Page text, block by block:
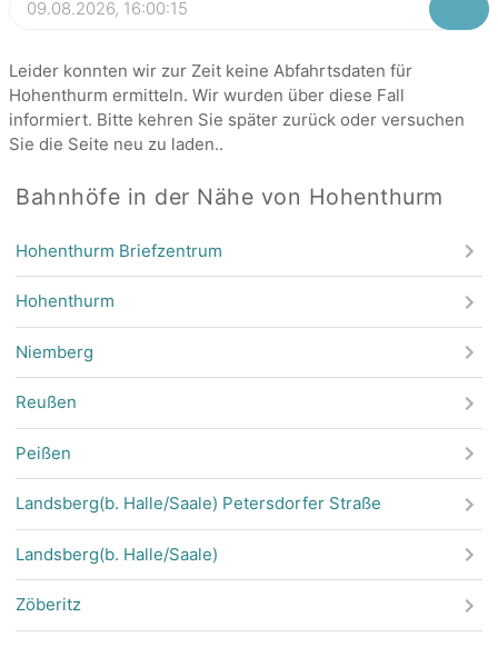
Leider konnten wir zur Zeit keine Abfahrtsdaten für
Hohenthurm ermitteln. Wir wurden über diese Fall
informiert. Bitte kehren Sie später zurück oder versuchen
Sie die Seite neu zu laden..
Bahnhöfe in der Nähe von Hohenthurm
Hohenthurm Briefzentrum
Hohenthurm
Niemberg
Reußen
Peißen
Landsberg(b. Halle/Saale) Petersdorfer Straße
Landsberg(b. Halle/Saale)
Zöberitz